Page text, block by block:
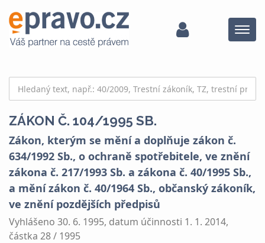
Menu
ZÁKON Č. 104/1995 SB.
Zákon, kterým se mění a doplňuje zákon č.
634/1992 Sb., o ochraně spotřebitele, ve znění
zákona č. 217/1993 Sb. a zákona č. 40/1995 Sb.,
a mění zákon č. 40/1964 Sb., občanský zákoník,
ve znění pozdějších předpisů
Vyhlášeno 30. 6. 1995, datum účinnosti 1. 1. 2014,
částka 28 / 1995